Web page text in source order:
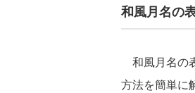
和風月名の
和風月名の
方法を簡単に